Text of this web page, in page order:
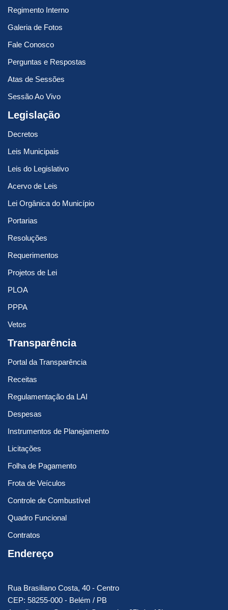
Regimento Interno
Galeria de Fotos
Fale Conosco
Perguntas e Respostas
Atas de Sessões
Sessão Ao Vivo
Legislação
Decretos
Leis Municipais
Leis do Legislativo
Acervo de Leis
Lei Orgânica do Município
Portarias
Resoluções
Requerimentos
Projetos de Lei
PLOA
PPPA
Vetos
Transparência
Portal da Transparência
Receitas
Regulamentação da LAI
Despesas
Instrumentos de Planejamento
Licitações
Folha de Pagamento
Frota de Veículos
Controle de Combustível
Quadro Funcional
Contratos
Endereço
Rua Brasiliano Costa, 40 - Centro
CEP: 58255-000 - Belém / PB